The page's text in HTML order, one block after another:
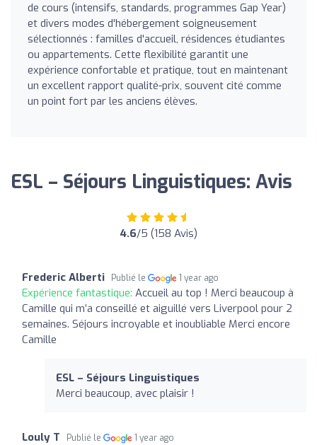
de cours (intensifs, standards, programmes Gap Year)
et divers modes d'hébergement soigneusement
sélectionnés : familles d'accueil, résidences étudiantes
ou appartements. Cette flexibilité garantit une
expérience confortable et pratique, tout en maintenant
un excellent rapport qualité-prix, souvent cité comme
un point fort par les anciens élèves.
ESL – Séjours Linguistiques: Avis
4.6/5 (158 Avis)
Frederic Alberti Publié le 1 year ago
Expérience fantastique: Accueil au top ! Merci beaucoup à
Camille qui m’a conseillé et aiguillé vers Liverpool pour 2
semaines. Séjours incroyable et inoubliable Merci encore
Camille
ESL – Séjours Linguistiques
Merci beaucoup, avec plaisir !
Louly T Publié le 1 year ago